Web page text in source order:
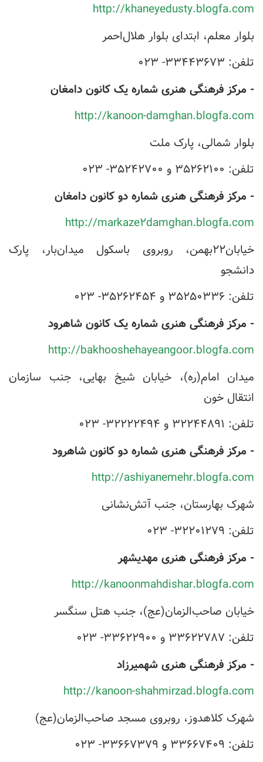
http://khaneyedusty.blogfa.com
بلوار معلم، ابتدای بلوار هلال‌احمر
تلفن: ۳۳۴۴۳۶۷۳- ۰۲۳
- مرکز فرهنگی هنری شماره یک کانون دامغان
http://kanoon-damghan.blogfa.com
بلوار شمالی، پارک ملت
تلفن: ۳۵۲۶۲۱۰۰
و ۳۵۲۴۲۷۰۰- ۰۲۳
- مرکز فرهنگی هنری شماره دو کانون دامغان
http://markaze۲damghan.blogfa.com
خیابان۲۲بهمن، روبروی باسکول میدان‌بار، پارک
دانشجو
تلفن: ۳۵۲۵۰۳۳۶ و ۳۵۲۶۲۴۵۴- ۰۲۳
- مرکز فرهنگی هنری شماره یک کانون شاهرود
http://bakhooshehayeangoor.blogfa.com
میدان امام(ره)، خیابان شیخ بهایی، جنب سازمان
انتقال خون
تلفن: ۳۲۲۴۴۸۹۱ و ۳۲۲۲۲۴۹۴- ۰۲۳
- مرکز فرهنگی هنری شماره دو کانون شاهرود
http://ashiyanemehr.blogfa.com
شهرک بهارستان، جنب آتش‌نشانی
تلفن: ۳۲۲۰۱۲۷۹- ۰۲۳
- مرکز فرهنگی هنری مهدیشهر
http://kanoonmahdishar.blogfa.com
خیابان صاحب‌الزمان(عج)، جنب هتل سنگسر
تلفن: ۳۳۶۲۲۷۸۷ و ۳۳۶۲۲۹۰۰- ۰۲۳
- مرکز فرهنگی هنری شهمیرزاد
http://kanoon-shahmirzad.blogfa.com
شهرک کلاهدوز، روبروی مسجد صاحب‌الزمان(عج)
تلفن: ۳۳۶۶۷۴۰۹ و ۳۳۶۶۷۳۷۹- ۰۲۳